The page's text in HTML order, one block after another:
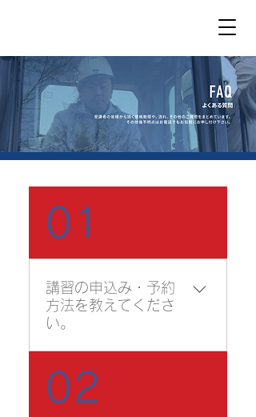
01
講習の申込み・予約
方法を教えてくださ
い。
2.お申込書、必要書類の郵
送 3.受講料のお支払い 4.受
02